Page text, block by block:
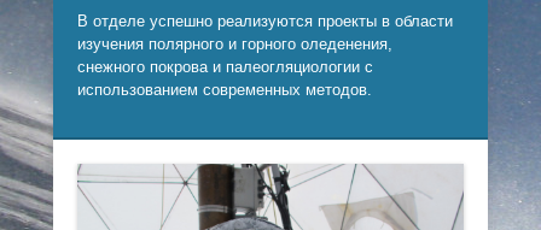
В отделе успешно реализуются проекты в области
изучения полярного и горного оледенения,
снежного покрова и палеогляциологии с
использованием современных методов.